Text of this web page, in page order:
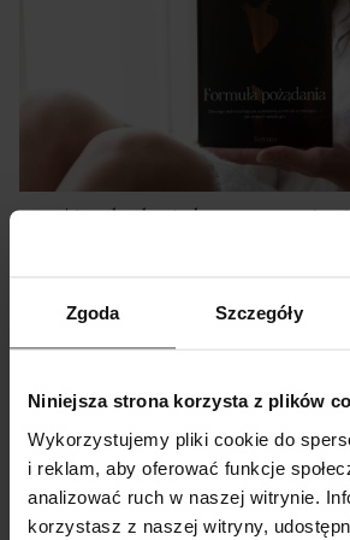
Zgoda Szczegóły
Niniejsza strona korzysta z plików
Wykorzystujemy pliki cookie do
i reklam, aby oferować funkcje
analizować ruch w naszej witrynie.
korzystasz z naszej witryny,
Gratis do każdego
Kupując bieliznę w Verenza.pl,
prezent – ebook Formuła Pożądania.
inspiracji, sekretów i praktycznych
inne raz w miesiącu – i jak odmienić
relacji.
Informacje o platformie
handlowej
W wykonaniu obowiązków
ustawy z dnia 30 maja 2014 r. o